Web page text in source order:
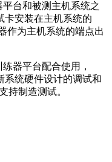
台和被测主机系统之
卡安装在主机系统的
作为主机系统的端点出
器平台配合使用，
系统硬件设计的调试和
持制造测试。